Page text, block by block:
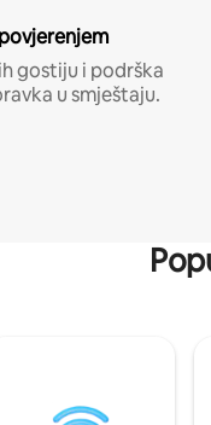
gostiju i podrška
u smještaju.